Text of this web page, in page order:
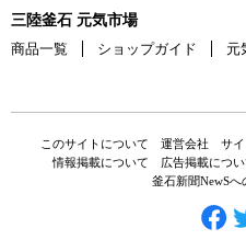
三陸釜石 元気市場
商品一覧
ショップガイド 元
このサイトについて 運営会社 サ
情報掲載について
広告掲載につい
釜石新聞NewS